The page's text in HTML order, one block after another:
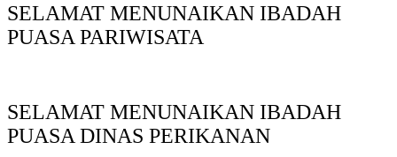
SELAMAT MENUNAIKAN IBADAH
PUASA PARIWISATA
SELAMAT MENUNAIKAN IBADAH
PUASA DINAS PERIKANAN